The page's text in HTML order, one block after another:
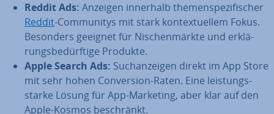
Reddit Ads: Anzeigen innerhalb the­men­spe­zi­fi­scher
Reddit-Com­mu­ni­tys mit stark kon­tex­tu­el­lem Fokus.
Besonders geeignet für Ni­schen­märk­te und er­klä­
rungs­be­dürf­ti­ge Produkte.
Apple Search Ads: Such­an­zei­gen direkt im App Store
mit sehr hohen Con­ver­si­on-Raten. Eine leis­tungs­
star­ke Lösung für App-Marketing, aber klar auf den
Apple-Kosmos be­schränkt.